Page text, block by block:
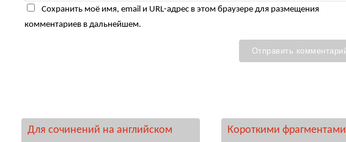
Сохранить моё имя, email и URL-адрес в этом браузере для размещения
комментариев в дальнейшем.
Для сочинений на английском Короткими фрагментами